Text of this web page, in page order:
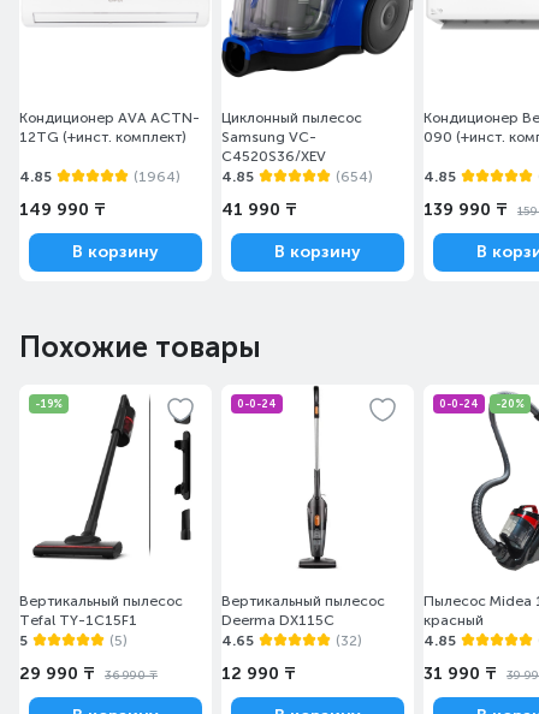
Кондиционер AVA ACTN-
12TG (+инст. комплект)
4.85 (1964)
149 990 ₸
В корзину
Циклонный пылесос
Samsung VC-
C4520S36/XEV
4.85
(654)
41 990 ₸
В корзину
Кондиционер
090 (+инст.
4.85
139 990 ₸
В
Похожие товары
-19%
Вертикальный пылесос
Tefal TY-1C15F1
5
(5)
29 990 ₸ 36 990 ₸
0-0-24
Вертикальный пылесос
Deerma DX115С
4.65
(32)
12 990 ₸
0-0-24 -20%
Пылесос Midea
красный
4.85
31 990 ₸ 39